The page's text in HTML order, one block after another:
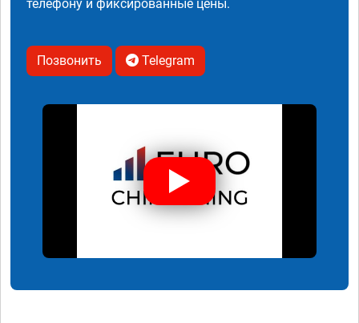
телефону и фиксированные цены.
Позвонить Telegram